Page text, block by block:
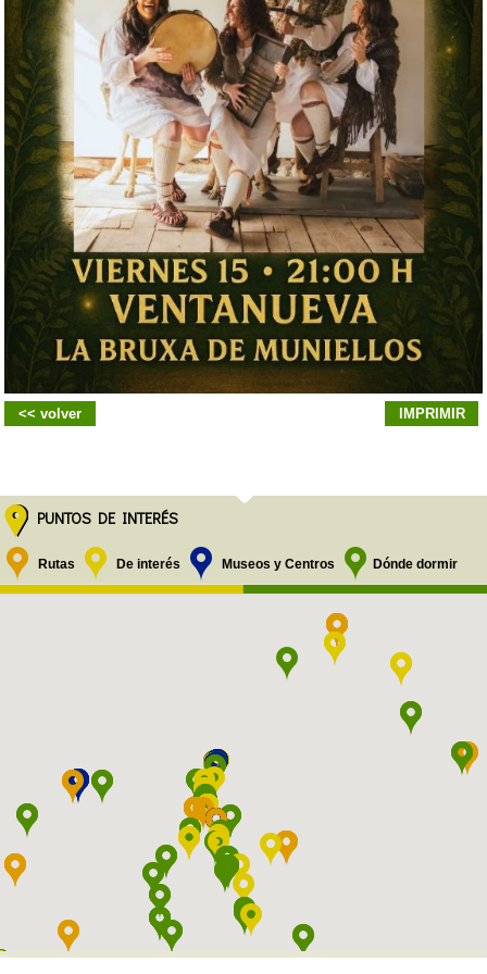
<< volver IMPRIMIR
PUNTOS DE INTERÉS
Rutas De interés Museos y Centros Dónde dormir